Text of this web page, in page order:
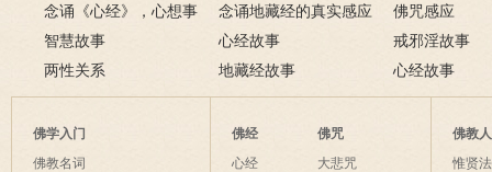
例
淫欲心难清静
念诵《心经》，心想事
成
念诵地藏经的真实感应
六则
佛咒感应
智慧故事
心经故事
戒邪淫故事
两性关系
地藏经故事 心经故事
佛学入门
佛教名词
佛经
心经
佛咒
大悲咒
佛教
惟贤